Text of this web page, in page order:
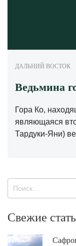
ДАЛЬНИЙ ВОСТОК
Ведьмина
Гора Ко,
являющаяся
Тардуки-Яни)
Свежие